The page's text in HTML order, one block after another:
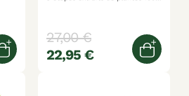
Ajouter au panier
27,00 €
22,95 €